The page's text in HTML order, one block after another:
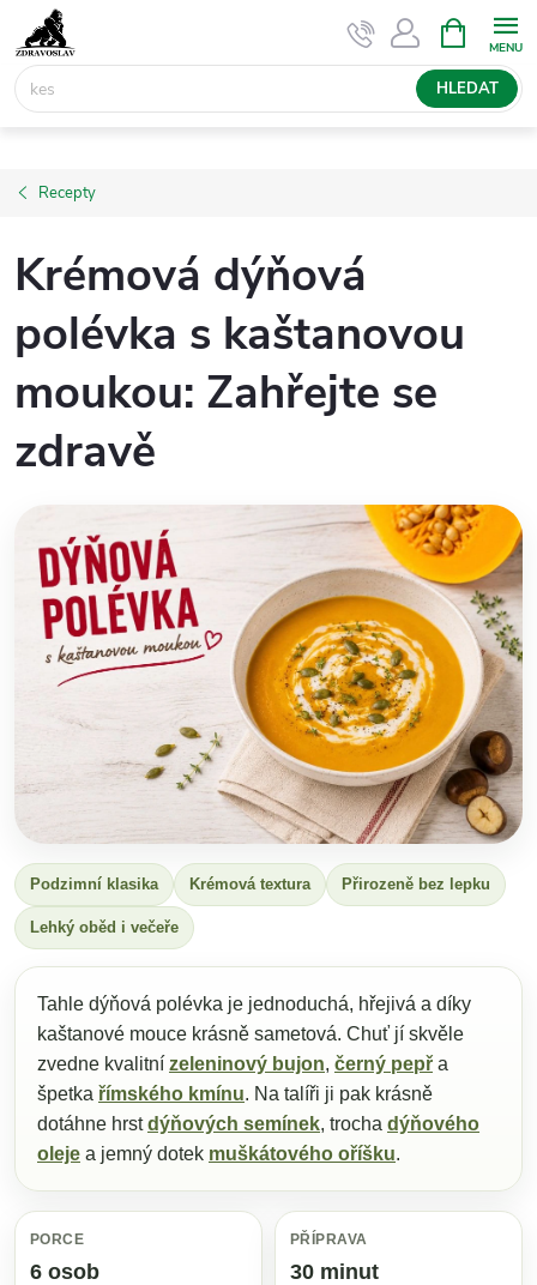
na
obsah
HLEDAT
NÁKUPNÍ
KOŠÍK
Recepty
Krémová dýňová
polévka s kaštanovou
moukou: Zahřejte se
zdravě
Podzimní klasika Krémová textura Přirozeně bez lepku
Lehký oběd i večeře
Tahle dýňová polévka je jednoduchá, hřejivá a díky
kaštanové mouce krásně sametová. Chuť jí skvěle
zvedne kvalitní zeleninový bujon, černý pepř a
špetka římského kmínu. Na talíři ji pak krásně
dotáhne hrstdýňových semínek, trocha dýňového
oleje a jemný dotek muškátového oříšku.
PORCE
6 osob
PŘÍPRAVA
30 minut